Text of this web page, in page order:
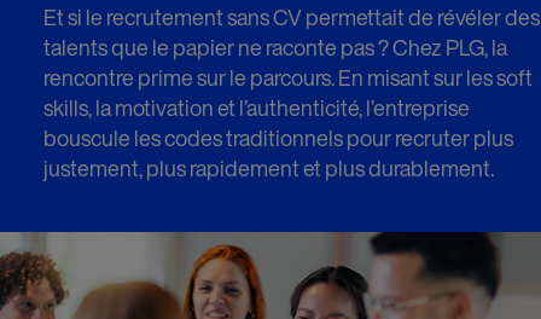
Et si le recrutement sans CV permettait de révéler des
talents que le papier ne raconte pas ? Chez PLG, la
rencontre prime sur le parcours. En misant sur les soft
skills, la motivation et l’authenticité, l’entreprise
bouscule les codes traditionnels pour recruter plus
justement, plus rapidement et plus durablement.